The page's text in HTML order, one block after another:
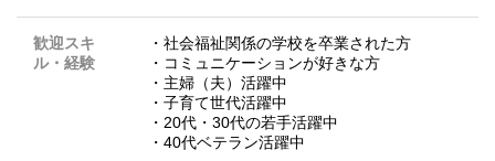
歓迎スキ
ル・経験
・社会福祉関係の学校を卒業された方
・コミュニケーションが好きな方
・主婦（夫）活躍中
・子育て世代活躍中
・20代・30代の若手活躍中
・40代ベテラン活躍中